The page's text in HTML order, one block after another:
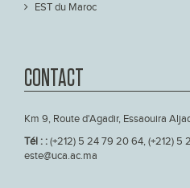
EST du Maroc
CONTACT
Km 9, Route d'Agadir, Essaouira
Tél : :(+212) 5 24 79 20 64, (+212) 5
este@uca.ac.ma